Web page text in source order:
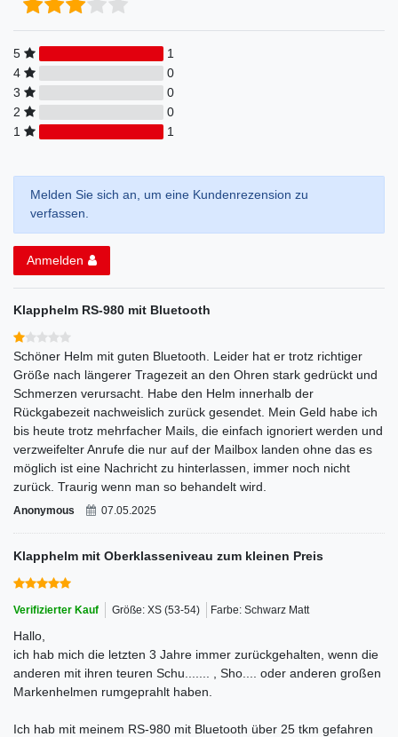
5
1
4
0
3
0
2
0
1
1
Melden Sie sich an, um eine Kundenrezension zu
verfassen.
Anmelden
Klapphelm RS-980 mit Bluetooth
Schöner Helm mit guten Bluetooth. Leider hat er trotz richtiger
Größe nach längerer Tragezeit an den Ohren stark gedrückt und
Schmerzen verursacht. Habe den Helm innerhalb der
Rückgabezeit nachweislich zurück gesendet. Mein Geld habe ich
bis heute trotz mehrfacher Mails, die einfach ignoriert werden und
verzweifelter Anrufe die nur auf der Mailbox landen ohne das es
möglich ist eine Nachricht zu hinterlassen, immer noch nicht
zurück. Traurig wenn man so behandelt wird.
Anonymous 07.05.2025
Klapphelm mit Oberklasseniveau zum kleinen Preis
Verifizierter Kauf Größe: XS (53-54) Farbe: Schwarz Matt
Hallo,
ich hab mich die letzten 3 Jahre immer zurückgehalten, wenn die
anderen mit ihren teuren Schu....... , Sho.... oder anderen großen
Markenhelmen rumgeprahlt haben.
Ich hab mit meinem RS-980 mit Bluetooth über 25 tkm gefahren